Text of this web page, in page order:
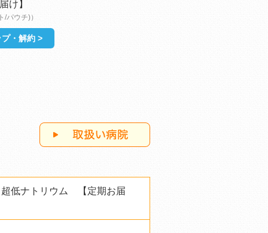
け】
ウチ)）
・解約 >
超低ナトリウム 【定期お届